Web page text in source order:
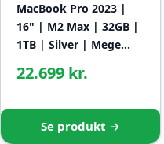
MacBook Pro 2023 |
16" | M2 Max | 32GB |
1TB | Silver | Mege…
22.699 kr.
Se produkt →